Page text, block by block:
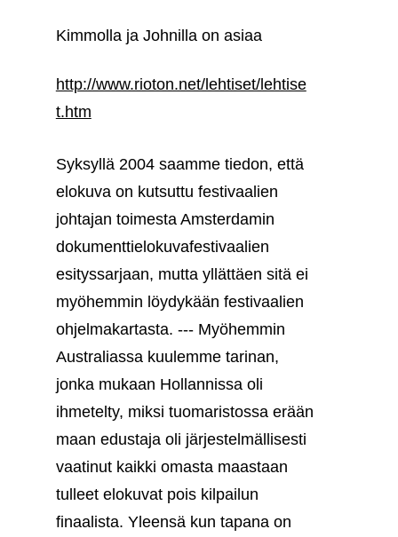
Kimmolla ja Johnilla on asiaa
http://www.rioton.net/lehtiset/lehtise
t.htm
Syksyllä 2004 saamme tiedon, että
elokuva on kutsuttu festivaalien
johtajan toimesta Amsterdamin
dokumenttielokuvafestivaalien
esityssarjaan, mutta yllättäen sitä ei
myöhemmin löydykään festivaalien
ohjelmakartasta. --- Myöhemmin
Australiassa kuulemme tarinan,
jonka mukaan Hollannissa oli
ihmetelty, miksi tuomaristossa erään
maan edustaja oli järjestelmällisesti
vaatinut kaikki omasta maastaan
tulleet elokuvat pois kilpailun
finaalista. Yleensä kun tapana on